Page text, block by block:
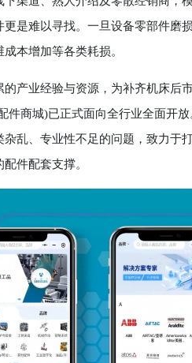
是难以寻找。一旦设备零部件磨
本增加等各类耗损。
业经验与资源，为补齐机床后
件商城)已正式面向全行业全面开
乱、专业性不足的问题，致力于
件配套支撑。